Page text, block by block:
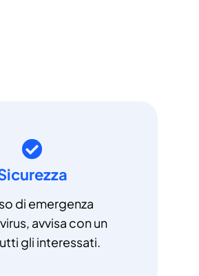
di emergenza
avvisa con un
gli interessati.